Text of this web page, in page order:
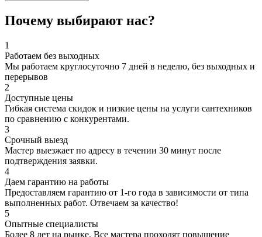
Почему выбирают нас?
1
Работаем без выходных
Мы работаем круглосуточно 7 дней в неделю, без выходных и
перерывов
2
Доступные цены
Гибкая система скидок и низкие цены на услуги сантехников
по сравнению с конкурентами.
3
Срочный выезд
Мастер выезжает по адресу в течении 30 минут после
подтверждения заявки.
4
Даем гарантию на работы
Предоставляем гарантию от 1-го года в зависимости от типа
выполненных работ. Отвечаем за качество!
5
Опытные специалисты
Более 8 лет на рынке. Все мастера проходят повышение